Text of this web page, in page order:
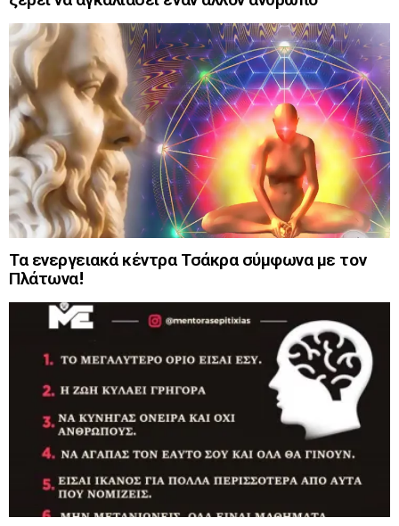
Τα ενεργειακά κέντρα Τσάκρα σύμφωνα με τον
Πλάτωνα!